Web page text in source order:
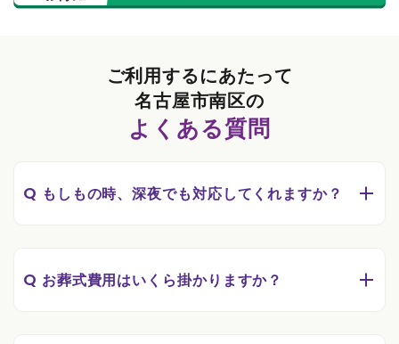
ご利用するにあたって
名古屋市南区の
よくある質問
Q もしもの時、深夜でも対応してくれますか？
Q お葬式費用はいくら掛かりますか？